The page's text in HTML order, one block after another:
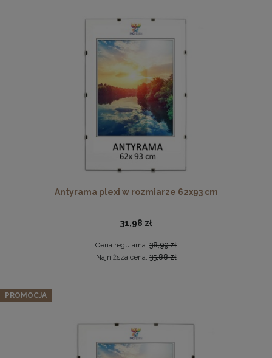
Ramka na zdjęcia 40x60 cm, drewniana w kolorze
DO KOSZYKA
Antyrama plexi w rozmiarze 62x93 cm
31,98 zł
Cena regularna: 38,99 zł
Najniższa cena:35,88 zł
PROMOCJA